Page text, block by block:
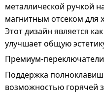
металлической ручкой
магнитным отсеком для
Этот дизайн является
улучшает общую
Премиум-переключатели
Поддержка
возможностью горячей